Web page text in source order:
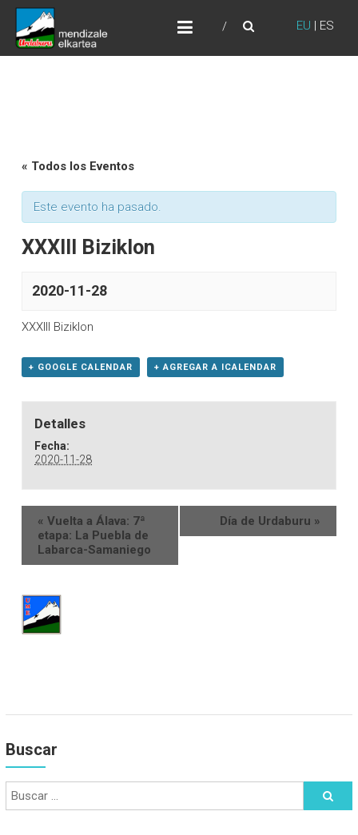
Skip
content
EU | ES
URDABURU
Grupo de Montaña
« Todos los Eventos
Este evento ha pasado.
XXXIII Biziklon
2020-11-28
XXXIII Biziklon
+ GOOGLE CALENDAR + AGREGAR A ICALENDAR
Detalles
Fecha:
2020-11-28
« Vuelta a Álava: 7ª
etapa: La Puebla de
Labarca-Samaniego
Día de Urdaburu »
Buscar